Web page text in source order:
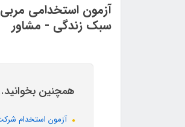
آزمون استخدامی
سبک زندگی - مشاور
همچنین
آزمون استخدام